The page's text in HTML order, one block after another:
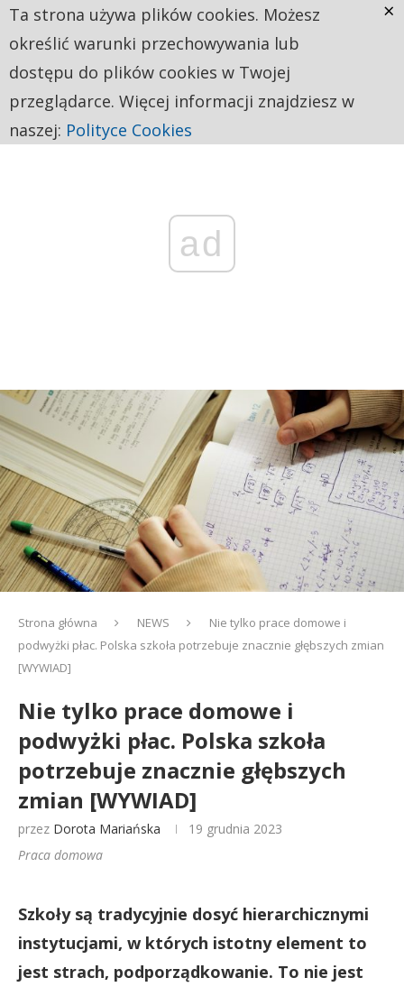
ad
Strona główna NEWS
Nie tylko prace domowe i
podwyżki płac. Polska szkoła potrzebuje znacznie głębszych zmian
[WYWIAD]
Nie tylko prace domowe i
podwyżki płac. Polska szkoła
potrzebuje znacznie głębszych
zmian [WYWIAD]
przez Dorota Mariańska
19 grudnia 2023
Praca domowa
Szkoły są tradycyjnie dosyć hierarchicznymi
instytucjami, w których istotny element to
jest strach, podporządkowanie. To nie jest
Ta strona używa plików cookies. Możesz
określić warunki przechowywania lub
dostępu do plików cookies w Twojej
przeglądarce. Więcej informacji znajdziesz w
naszej: Polityce Cookies
×